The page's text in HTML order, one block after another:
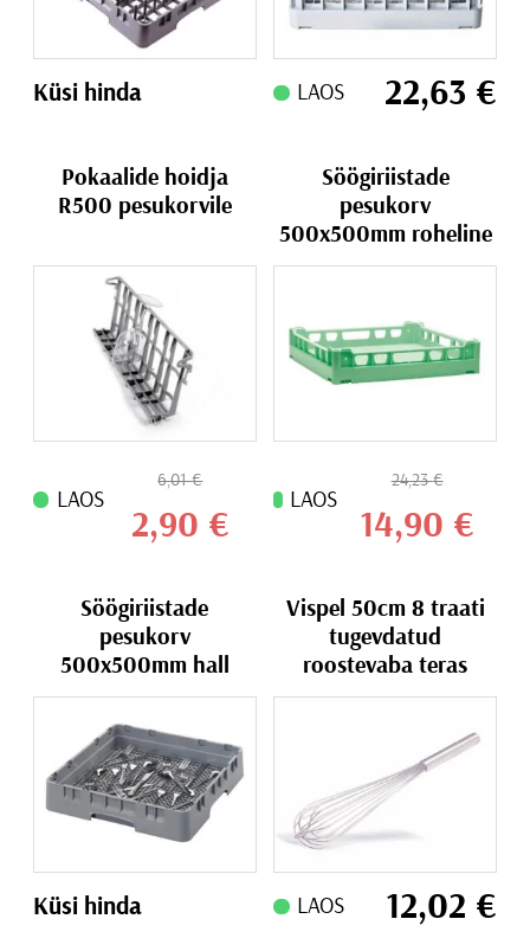
Küsi hinda LAOS 22,63 €
Pokaalide hoidja
R500 pesukorvile
LAOS
6,01€
2,90 €
Söögiriistade
pesukorv
500x500mm roheline
LAOS
24,23€
14,90 €
Söögiriistade
pesukorv
500x500mm hall
Küsi hinda
Vispel 50cm 8 traati
tugevdatud
roostevaba teras
LAOS 12,02 €